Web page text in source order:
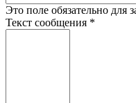
Это поле обязательно для
Текст сообщения *